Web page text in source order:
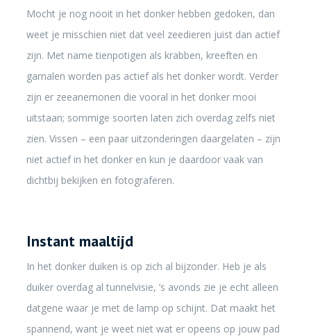
Mocht je nog nooit in het donker hebben gedoken, dan
weet je misschien niet dat veel zeedieren juist dan actief
zijn. Met name tienpotigen als krabben, kreeften en
garnalen worden pas actief als het donker wordt. Verder
zijn er zeeanemonen die vooral in het donker mooi
uitstaan; sommige soorten laten zich overdag zelfs niet
zien. Vissen – een paar uitzonderingen daargelaten – zijn
niet actief in het donker en kun je daardoor vaak van
dichtbij bekijken en fotograferen.
Instant maaltijd
In het donker duiken is op zich al bijzonder. Heb je als
duiker overdag al tunnelvisie, ’s avonds zie je echt alleen
datgene waar je met de lamp op schijnt. Dat maakt het
spannend, want je weet niet wat er opeens op jouw pad